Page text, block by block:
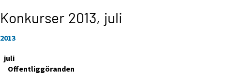
Konkurser 2013, juli
2013
juli
Offentliggöranden